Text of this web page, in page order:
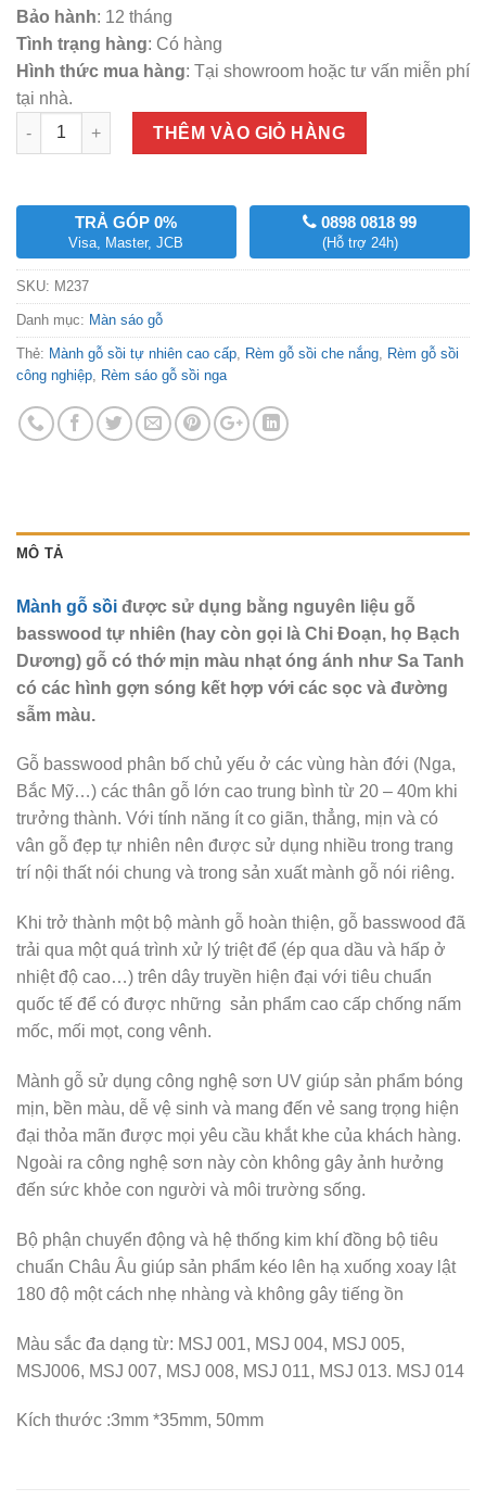
Bảo hành: 12 tháng
Tình trạng hàng: Có hàng
Hình thức mua hàng: Tại showroom hoặc tư vấn miễn phí
tại nhà.
Số lượng
THÊM VÀO GIỎ HÀNG
TRẢ GÓP 0%
Visa, Master, JCB
0898 0818 99
(Hỗ trợ 24h)
SKU: M237
Danh mục: Màn sáo gỗ
Thẻ: Mành gỗ sồi tự nhiên cao cấp Rèm gỗ sồi che nắng Rèm gỗ sồi
công nghiệp Rèm sáo gỗ sồi nga
MÔ TẢ
Mành gỗ sồi được sử dụng bằng nguyên liệu gỗ
basswood tự nhiên (hay còn gọi là Chi Đoạn, họ Bạch
Dương) gỗ có thớ mịn màu nhạt óng ánh như Sa Tanh
có các hình gợn sóng kết hợp với các sọc và đường
sẫm màu.
Gỗ basswood phân bố chủ yếu ở các vùng hàn đới (Nga,
Bắc Mỹ…) các thân gỗ lớn cao trung bình từ 20 – 40m khi
trưởng thành. Với tính năng ít co giãn, thẳng, mịn và có
vân gỗ đẹp tự nhiên nên được sử dụng nhiều trong trang
trí nội thất nói chung và trong sản xuất mành gỗ nói riêng.
Khi trở thành một bộ mành gỗ hoàn thiện, gỗ basswood đã
trải qua một quá trình xử lý triệt để (ép qua dầu và hấp ở
nhiệt độ cao…) trên dây truyền hiện đại với tiêu chuẩn
quốc tế để có được những sản phẩm cao cấp chống nấm
mốc, mối mọt, cong vênh.
Mành gỗ sử dụng công nghệ sơn UV giúp sản phẩm bóng
mịn, bền màu, dễ vệ sinh và mang đến vẻ sang trọng hiện
đại thỏa mãn được mọi yêu cầu khắt khe của khách hàng.
Ngoài ra công nghệ sơn này còn không gây ảnh hưởng
đến sức khỏe con người và môi trường sống.
Bộ phận chuyển động và hệ thống kim khí đồng bộ tiêu
chuẩn Châu Âu giúp sản phẩm kéo lên hạ xuống xoay lật
180 độ một cách nhẹ nhàng và không gây tiếng ồn
Màu sắc đa dạng từ: MSJ 001, MSJ 004, MSJ 005,
MSJ006, MSJ 007, MSJ 008, MSJ 011, MSJ 013. MSJ 014
Kích thước :3mm *35mm, 50mm